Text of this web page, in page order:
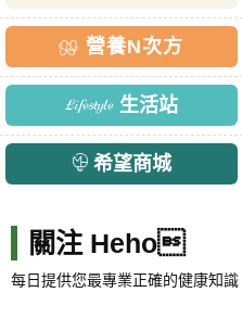
營養N次方
生活站
希望商城
關注 Heho
每日提供您最專業正確的健康知識